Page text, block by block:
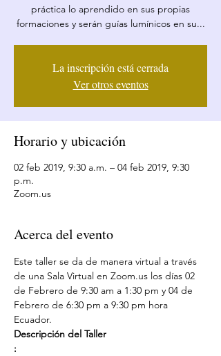
práctica lo aprendido en sus propias
formaciones y serán guías lumínicos en su...
La inscripción está cerrada
Ver otros eventos
Horario y ubicación
02 feb 2019, 9:30 a.m. – 04 feb 2019, 9:30
p.m.
Zoom.us
Acerca del evento
Este taller se da de manera virtual a través
de una Sala Virtual en Zoom.us los días 02
de Febrero de 9:30 am a 1:30 pm y 04 de
Febrero de 6:30 pm a 9:30 pm hora
Ecuador.
Descripción del Taller
: